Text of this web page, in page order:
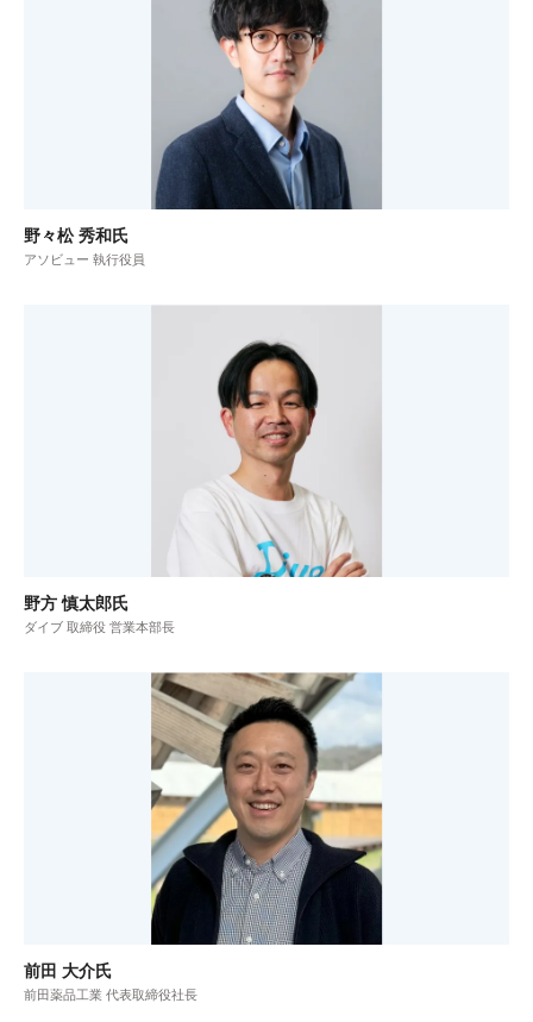
野々松 秀和氏
アソビュー 執行役員
野方 慎太郎氏
ダイブ 取締役 営業本部長
前田 大介氏
前田薬品工業 代表取締役社長